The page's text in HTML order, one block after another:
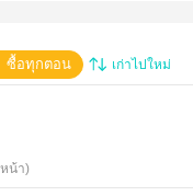
ณจะปากแข็ง แต่
หวานและซื่อตรงเสมอ
จะดับมัน ส่วนคนที่ต้น
เก่าไปใหม่
ซื้อทุกตอน
น้า)